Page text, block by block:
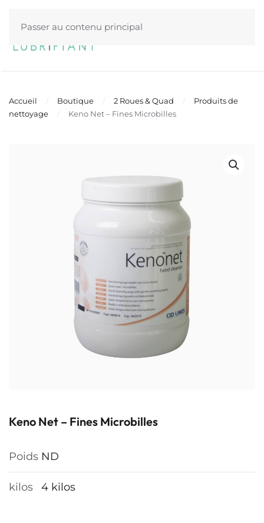
Passer au contenu principal
Accueil Boutique 2 Roues & Quad
Produits de
nettoyage
Keno Net – Fines Microbilles
Keno Net – Fines Microbilles
Poids ND
kilos 4 kilos